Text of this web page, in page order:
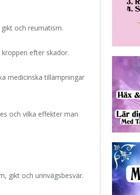
och reumatism.
efter skador.
medicinska tillämpningar
och vilka effekter man
gikt och urinvägsbesvär.